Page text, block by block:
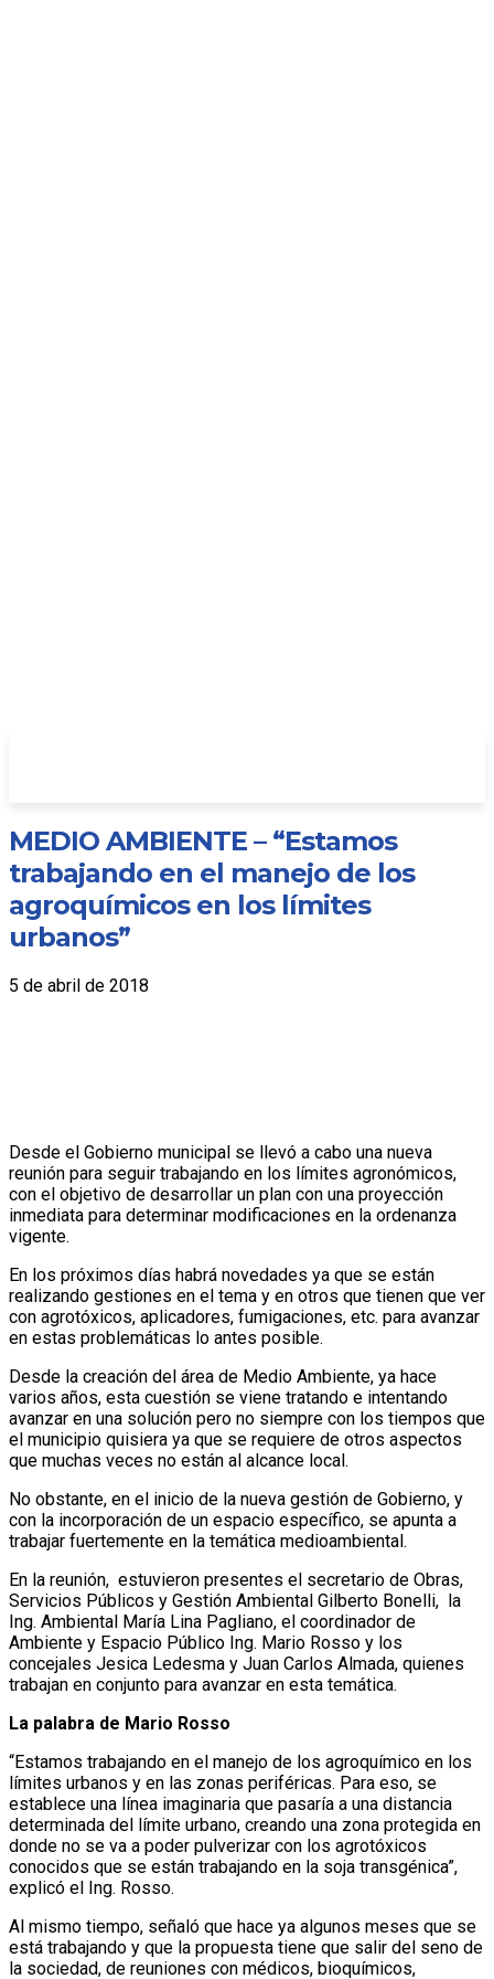
MEDIO AMBIENTE – “Estamos
trabajando en el manejo de los
agroquímicos en los límites
urbanos”
5 de abril de 2018
Desde el Gobierno municipal se llevó a cabo una nueva
reunión para seguir trabajando en los límites agronómicos,
con el objetivo de desarrollar un plan con una proyección
inmediata para determinar modificaciones en la ordenanza
vigente.
En los próximos días habrá novedades ya que se están
realizando gestiones en el tema y en otros que tienen que ver
con agrotóxicos, aplicadores, fumigaciones, etc. para avanzar
en estas problemáticas lo antes posible.
Desde la creación del área de Medio Ambiente, ya hace
varios años, esta cuestión se viene tratando e intentando
avanzar en una solución pero no siempre con los tiempos que
el municipio quisiera ya que se requiere de otros aspectos
que muchas veces no están al alcance local.
No obstante, en el inicio de la nueva gestión de Gobierno, y
con la incorporación de un espacio específico, se apunta a
trabajar fuertemente en la temática medioambiental.
En la reunión, estuvieron presentes el secretario de Obras,
Servicios Públicos y Gestión Ambiental Gilberto Bonelli, la
Ing. Ambiental María Lina Pagliano, el coordinador de
Ambiente y Espacio Público Ing. Mario Rosso y los
concejales Jesica Ledesma y Juan Carlos Almada, quienes
trabajan en conjunto para avanzar en esta temática.
La palabra de Mario Rosso
“Estamos trabajando en el manejo de los agroquímico en los
límites urbanos y en las zonas periféricas. Para eso, se
establece una línea imaginaria que pasaría a una distancia
determinada del límite urbano, creando una zona protegida en
donde no se va a poder pulverizar con los agrotóxicos
conocidos que se están trabajando en la soja transgénica”,
explicó el Ing. Rosso.
Al mismo tiempo, señaló que hace ya algunos meses que se
está trabajando y que la propuesta tiene que salir del seno de
la sociedad, de reuniones con médicos, bioquímicos,